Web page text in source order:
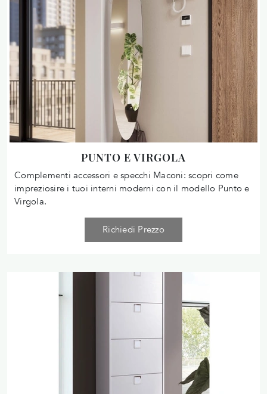
PUNTO E VIRGOLA
Complementi accessori e specchi Maconi: scopri come
impreziosire i tuoi interni moderni con il modello Punto e
Virgola.
Richiedi Prezzo